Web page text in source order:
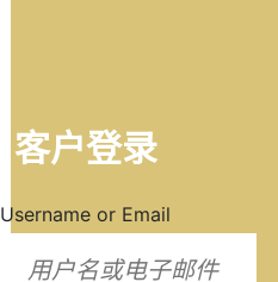
客户登录
Username or Email